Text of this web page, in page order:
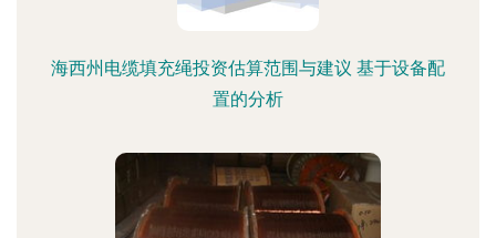
海西州电缆填充绳投资估算范围与建议 基于设备配
置的分析